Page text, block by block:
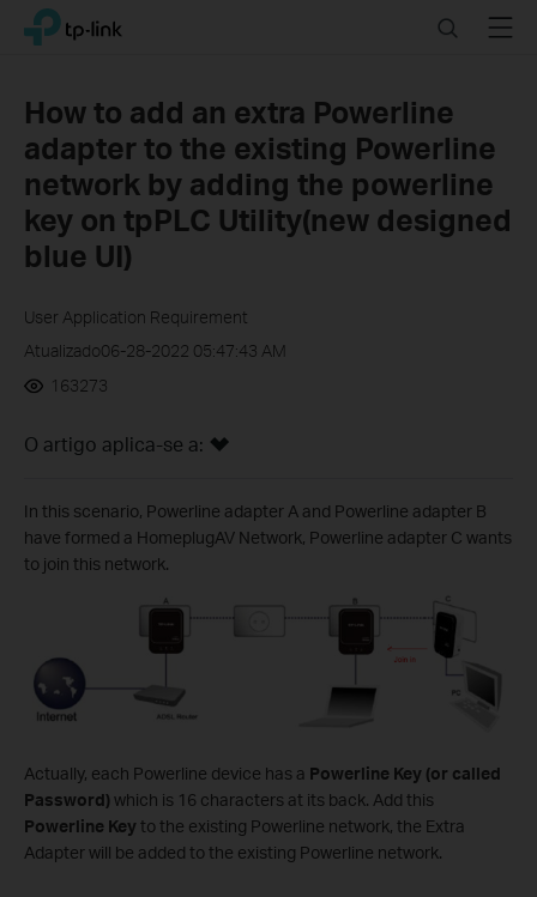
Click
navigation
TP-Link, Reliably Smart SearchMenu
How to add an extra Powerline
adapter to the existing Powerline
network by adding the powerline
key on tpPLC Utility(new designed
blue UI)
User Application Requirement
Atualizado06-28-2022 05:47:43 AM
163273
O artigo aplica-se a:
In this scenario, Powerline adapter A and Powerline adapter B
have formed a HomeplugAV Network, Powerline adapter C wants
to join this network.
Actually, each Powerline device has a Powerline Key (or called
Password) which is 16 characters at its back. Add this
Powerline Keyto the existing Powerline network, the Extra
Adapter will be added to the existing Powerline network.